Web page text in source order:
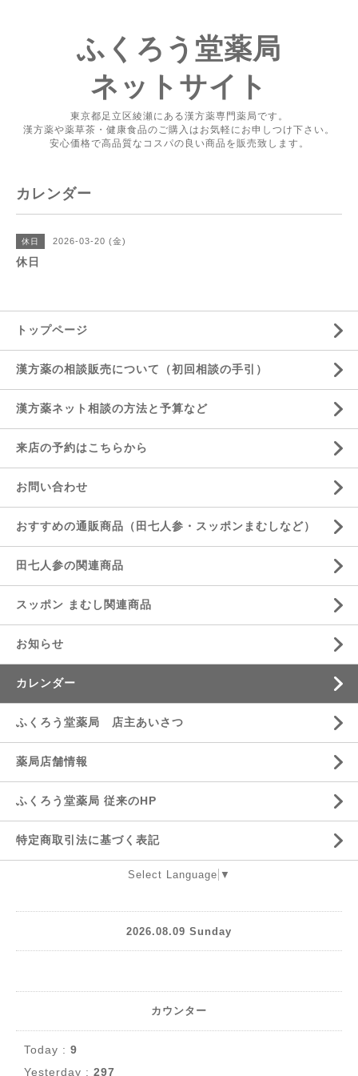
ふくろう堂薬局
ネットサイト
東京都足立区綾瀬にある漢方薬専門薬局です。
漢方薬や薬草茶・健康食品のご購入はお気軽にお申しつけ下さい。
安心価格で高品質なコスパの良い商品を販売致します。
カレンダー
休日 2026-03-20 (金)
休日
トップページ
漢方薬の相談販売について（初回相談の手引）
漢方薬ネット相談の方法と予算など
来店の予約はこちらから
お問い合わせ
おすすめの通販商品（田七人参・スッポンまむしなど）
田七人参の関連商品
スッポン まむし関連商品
お知らせ
カレンダー
ふくろう堂薬局 店主あいさつ
薬局店舗情報
ふくろう堂薬局 従来のHP
特定商取引法に基づく表記
Select Language ▼
2026.08.09 Sunday
カウンター
Today : 9
Yesterday : 297